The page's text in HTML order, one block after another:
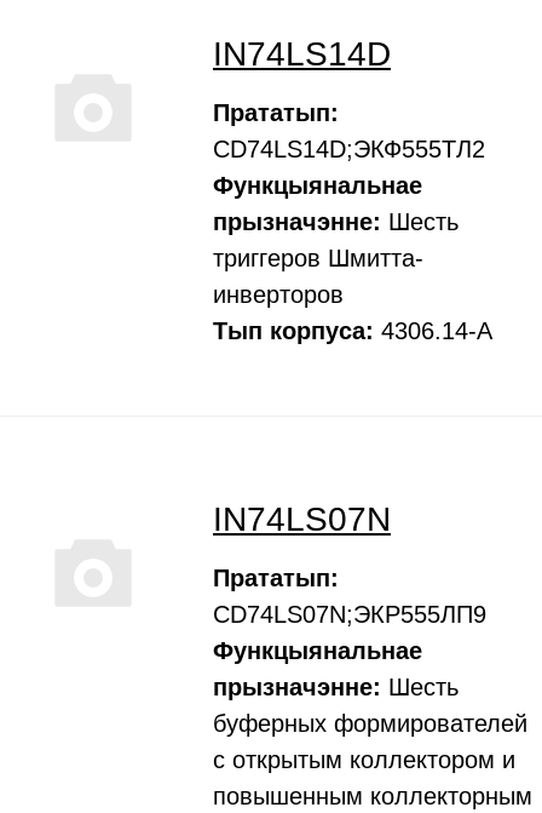
IN74LS14D
Прататып:
CD74LS14D;ЭКФ555ТЛ2
Функцыянальнае
прызначэнне: Шесть
триггеров Шмитта-
инверторов
Тып корпуса: 4306.14-А
IN74LS07N
Прататып:
CD74LS07N;ЭКР555ЛП9
Функцыянальнае
прызначэнне: Шесть
буферных формирователей
с открытым коллектором и
повышенным коллекторным